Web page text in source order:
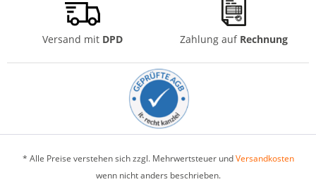
Versand mit DPD Zahlung auf Rechnung
* Alle Preise verstehen sich zzgl. Mehrwertsteuer undVersandkosten
wenn nicht anders beschrieben.